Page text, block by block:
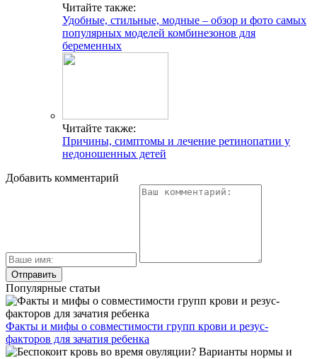
Читайте также:
Удобные, стильные, модные – обзор и фото самых
популярных моделей комбинезонов для
беременных
Читайте также:
Причины, симптомы и лечение ретинопатии у
недоношенных детей
Добавить комментарий
Популярные статьи
Факты и мифы о совместимости групп крови и резус-
факторов для зачатия ребенка